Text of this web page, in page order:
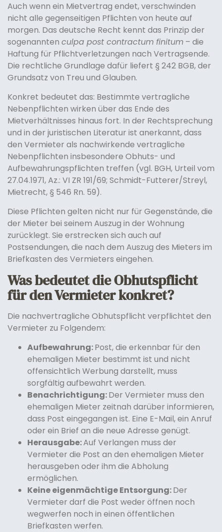
Auch wenn ein Mietvertrag endet, verschwinden
nicht alle gegenseitigen Pflichten von heute auf
morgen. Das deutsche Recht kennt das Prinzip der
sogenannten culpa post contractum finitum – die
Haftung für Pflichtverletzungen nach Vertragsende.
Die rechtliche Grundlage dafür liefert § 242 BGB, der
Grundsatz von Treu und Glauben.
Konkret bedeutet das: Bestimmte vertragliche
Nebenpflichten wirken über das Ende des
Mietverhältnisses hinaus fort. In der Rechtsprechung
und in der juristischen Literatur ist anerkannt, dass
den Vermieter als nachwirkende vertragliche
Nebenpflichten insbesondere Obhuts- und
Aufbewahrungspflichten treffen (vgl. BGH, Urteil vom
27.04.1971, Az.: VI ZR 191/69; Schmidt-Futterer/Streyl,
Mietrecht, § 546 Rn. 59).
Diese Pflichten gelten nicht nur für Gegenstände, die
der Mieter bei seinem Auszug in der Wohnung
zurücklegt. Sie erstrecken sich auch auf
Postsendungen, die nach dem Auszug des Mieters im
Briefkasten des Vermieters eingehen.
Was bedeutet die Obhutspflicht
für den Vermieter konkret?
Die nachvertragliche Obhutspflicht verpflichtet den
Vermieter zu Folgendem:
Aufbewahrung:Post, die erkennbar für den
ehemaligen Mieter bestimmt ist und nicht
offensichtlich Werbung darstellt, muss
sorgfältig aufbewahrt werden.
Benachrichtigung:Der Vermieter muss den
ehemaligen Mieter zeitnah darüber informieren,
dass Post eingegangen ist. Eine E-Mail, ein Anruf
oder ein Brief an die neue Adresse genügt.
Herausgabe:Auf Verlangen muss der
Vermieter die Post an den ehemaligen Mieter
herausgeben oder ihm die Abholung
ermöglichen.
Keine eigenmächtige Entsorgung:Der
Vermieter darf die Post weder öffnen noch
wegwerfen noch in einen öffentlichen
Briefkasten werfen.